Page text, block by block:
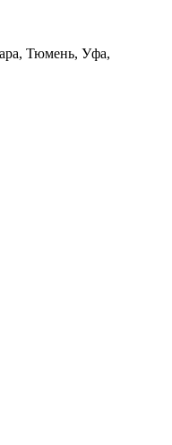
Тюмень, Уфа,